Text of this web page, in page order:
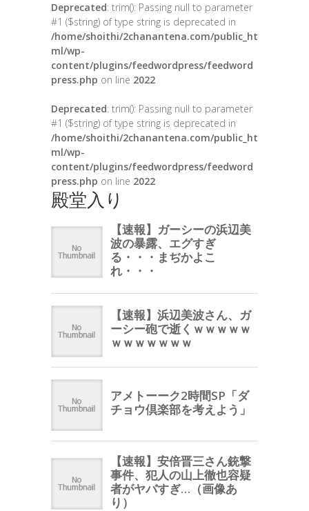
Deprecated: trim(): Passing null to parameter
#1 ($string) of type string is deprecated in
/home/shoithi/2chanantena.com/public_ht
ml/wp-
content/plugins/feedwordpress/feedword
press.php on line 2022
Deprecated: trim(): Passing null to parameter
#1 ($string) of type string is deprecated in
/home/shoithi/2chanantena.com/public_ht
ml/wp-
content/plugins/feedwordpress/feedword
press.php on line 2022
殿堂入り